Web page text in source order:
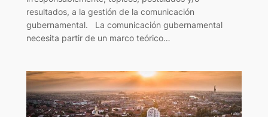
resultados, a la gestión de la comunicación
gubernamental. La comunicación gubernamental
necesita partir de un marco teórico…